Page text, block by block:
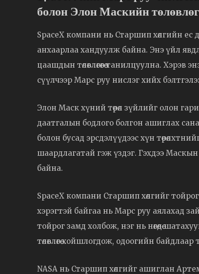
болон Элон Маскийн
SpaceX компани нь Старшип хөлгийн
анхаарлаа хандуулж байна. Энэ үйл
цаашдын төлөвлөгөөгөө танилцуулна.
сүүлчээр Марс руу нислэг хийх
Элон Маск хүний төрөл зүйлийг олон
даатгалын бодлого болгон ашиглах
болон бусад эрсдэлүүдээс хүн
шаардлагатай гэж үздэг. Гэхдээ
байна.
SpaceX компани Старшип хөлгийг
хэрэгтэй байгаа нь Марс руу аялахад
тойрог замд холбож, нэг нь нөгөөдөө
төлөвлөгөө хойшлогдож, одоогийн
NASA нь Старшип хөлгийг ашиглан